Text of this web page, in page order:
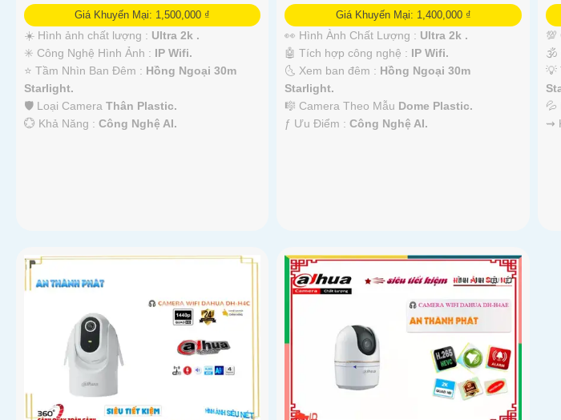
Giá Khuyến Mại: 1,500,000 ₫
☀️ Hình ảnh chất lượng : Ultra 2k .
✳️ Công Nghệ Hình Ảnh : IP Wifi.
⭐ Tầm Nhìn Ban Đêm : Hồng Ngoại 30m
Starlight.
🛡 Loại Camera Thân Plastic.
️💮 Khả Năng : Công Nghệ AI.
Giá Khuyến Mại: 1,400,000 ₫
👀 Hình Ành Chất Lượng : Ultra 2k .
🤖️ Tích hợp công nghệ : IP Wifi.
🌜 Xem ban đêm : Hồng Ngoại 30m
Starlight.
🎼️ Camera Theo Mẫu Dome Plastic.
️ƒ Ưu Điểm :Công Nghệ AI.
💯
🕉️
💡
💦
️⇝